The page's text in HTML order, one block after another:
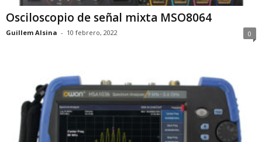
Osciloscopio de señal mixta MSO8064
Guillem Alsina - 10 febrero, 2022 0